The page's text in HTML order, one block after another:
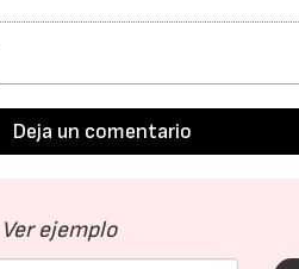
Deja un comentario
Ver ejemplo